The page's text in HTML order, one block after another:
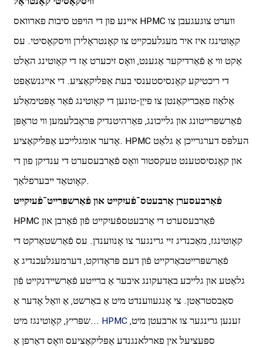
איינע פון ​​די הויפּט סיבות פארוואס HPMC ווערט צוגעגעבן צו
קאָוטינגז איז איר מעגלעכקייט צו קאָנטראָלירן וויסקאָסיטי. עס
אַקט ווי אַ פֿאַרדיקער אַגענט, וואָס זיכערט אַז די קאָוטינג האַלט
די ריכטיקע קאָנסיסטענסי בעת אַפּליקאַציע. די אייגנשאַפט
אַלאַוז פאַבריקאַנטן צו פייַן-טונען די קאָוטינג פֿאַר אָפּטימאַלע
פֿאַרשפּרייטונג און גלייכונג, פאַרהיטנדיק פּראָבלעמען ווי טראָפּן
אָדער אומגלייכע אַפּליקאַציע. HPMC העלפּס דערגרייכן אַ גלאַט
און קאָנסיסטענט טעקסטור וואָס פֿאַרבעסערט די ענדיקן פון די
קאָוטאַד ייבערפלאַך.
פֿאַרבעסערן אַרבעטס־פֿעיִקייט און פֿאַרשפּרייט־פֿעיִקייט
HPMC פֿאַרבעסערט די אַרבעטספֿעיִקייט פֿון פֿאַרבן און
קאָוטינגז, מאַכנדיג זיי גרינגער צו אָנווענדן. עס פֿאַרשטאַרקט די
פֿאַרשפּרייטבאַרקייט פֿון דעם פּראָדוקט, דערמעגלעכנדיג אַ
גלאַטע און גלייכע באַדעקונג איבער אַ ברייטע פֿאַרשיידנקייט פֿון
סאַבסטראַטן. צי אָנגעווענדט מיט אַ באַרשט, אַ וואַל אָדער אַ
שפּריץ, קאָוטינגז מיט... HPMC
ספּעציעל אין פארלאנגנדע אַפּליקאַציעס וואָס דאַרפן אַ